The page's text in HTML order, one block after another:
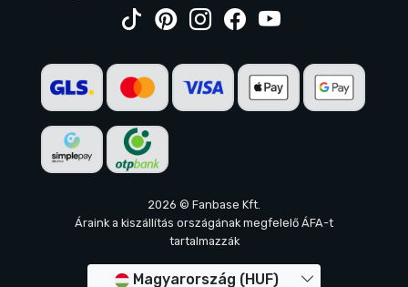
2026 © Fanbase Kft.
Áraink a kiszállítás országának megfelelő ÁFA-t
tartalmazzák
Magyarország (HUF)